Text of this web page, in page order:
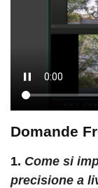
Domande
1. Come si
precisione a